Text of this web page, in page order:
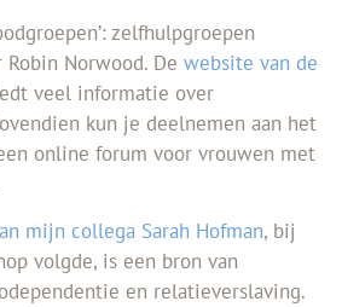
zelfhulpgroepen
Norwood. De website van de
veel informatie over
kun je deelnemen aan het
online forum voor vrouwen met
mijn collega Sarah Hofman, bij
volgde, is een bron van
en relatieverslaving.